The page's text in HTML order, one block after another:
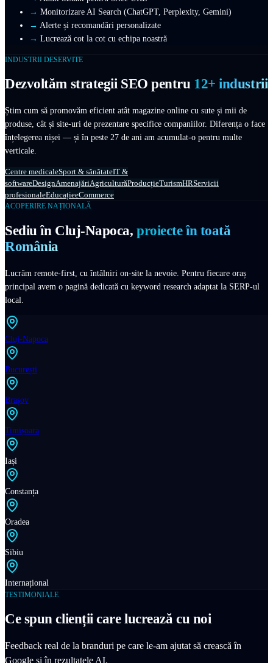
→ Monitorizare AI Search (ChatGPT, Perplexity, Gemini)
→ Alerte și recomandări personalizate
→ Lucrează cot la cot cu echipa noastră
INDUSTRII DESERVITE
Dezvoltăm strategii SEO pentru 12+ industrii
Știm cum să promovăm eficient atât magazine online cu sute și mii de
produse, cât și site-uri de prezentare specifice companiilor. Diferența o face
înțelegerea nișei — și în peste 27 de ani am acumulat-o pentru multe
verticale.
Centre medicaleSport & sănătateIT &
softwareDesignAmenajăriAgriculturăProducțieTurismHRServicii
profesionaleEducațieeCommerce
ACOPERIRE NAȚIONALĂ
Sediu în Cluj-Napoca, proiecte în toată
România
Lucrăm remote-first, cu întâlniri on-site la nevoie. Pentru fiecare oraș
principal avem o pagină dedicată cu keyword research adaptat la SERP-ul
local.
Cluj-Napoca
București
Brașov
Timișoara
Iași
Constanța
Oradea
Sibiu
Internațional
TESTIMONIALE
Ce spun clienții care lucrează cu noi
Feedback real de la branduri pe care le-am ajutat să crească în
Google și în rezultatele AI.